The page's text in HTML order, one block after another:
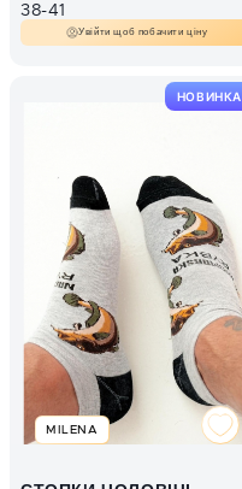
38-41
Увійти щоб побачити ціну
НОВИНКА
MILENA